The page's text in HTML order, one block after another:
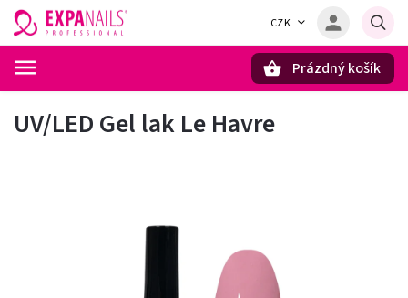
CZK
Prázdný košík
UV/LED Gel lak Le Havre